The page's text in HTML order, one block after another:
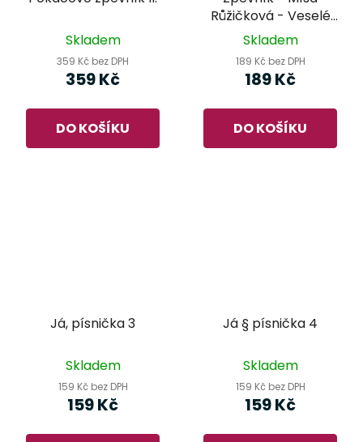
Skladem
359 Kč bez DPH
359 Kč
DO KOŠÍKU
Růžičková - Veselé
písničky pro kluky a
Skladem
189 Kč bez DPH
189 Kč
DO KOŠÍKU
Já, písnička 3
Skladem
159 Kč bez DPH
159 Kč
Já § písnička 4
Skladem
159 Kč bez DPH
159 Kč